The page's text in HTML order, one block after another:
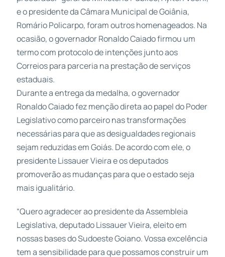
e o presidente da Câmara Municipal de Goiânia,
Romário Policarpo, foram outros homenageados. Na
ocasião, o governador Ronaldo Caiado firmou um
termo com protocolo de intenções junto aos
Correios para parceria na prestação de serviços
estaduais.
Durante a entrega da medalha, o governador
Ronaldo Caiado fez menção direta ao papel do Poder
Legislativo como parceiro nas transformações
necessárias para que as desigualdades regionais
sejam reduzidas em Goiás. De acordo com ele, o
presidente Lissauer Vieira e os deputados
promoverão as mudanças para que o estado seja
mais igualitário.
“Quero agradecer ao presidente da Assembleia
Legislativa, deputado Lissauer Vieira, eleito em
nossas bases do Sudoeste Goiano. Vossa excelência
tem a sensibilidade para que possamos construir um